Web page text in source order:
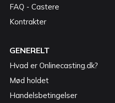
FAQ - Castere
Kontrakter
GENERELT
Hvad er Onlinecasting.dk?
Mød holdet
Handelsbetingelser